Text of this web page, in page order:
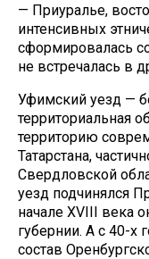
— Приуралье,
интенсивных
сформировалась
не встречалась в
Уфимский уезд —
территориальная
территорию
Татарстана,
Свердловской
уезд подчинялся
начале XVIII века
губернии. А с 40-х
состав